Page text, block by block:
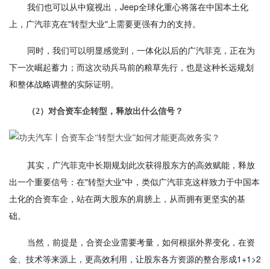
我们也可以从中窥视出，Jeep全球化重心将落在中国本土化
上，广汽菲克在"转型大业"上需要更强有力的支持。
同时，我们可以明显感觉到，一体化以后的广汽菲克，正在为
下一次崛起蓄力；而这次动兵马前的粮草先行，也是这种长远规划
和整体战略调整的实际证明。
（2）对合资车企转型，释放出什么信号？
其实，广汽菲克中长期规划此次获得股东方的高效赋能，释放
出一个重要信号：在"转型大业"中，类似广汽菲克这样致力于中国本
土化的合资车企，站在两大股东的肩膀上，从而拥有更坚实的基
础。
当然，前提是，合资企业需要考量，如何根据外界变化，在资
金、技术等来源上，更高效利用，让股东各方资源的整合形成1+1>2